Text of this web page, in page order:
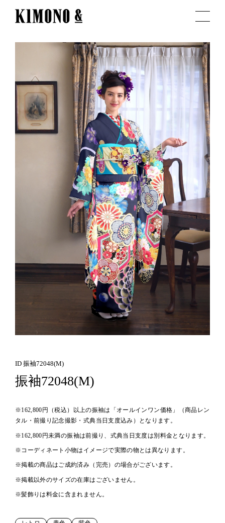
ID 振袖72048(M)
振袖72048(M)
※162,800円（税込）以上の振袖は「オールインワン価格」（商品レン
タル・前撮り記念撮影・式典当日支度込み）となります。
※162,800円未満の振袖は前撮り、式典当日支度は別料金となります。
※コーディネート小物はイメージで実際の物とは異なります。
※掲載の商品はご成約済み（完売）の場合がございます。
※掲載以外のサイズの在庫はございません。
※髪飾りは料金に含まれません。